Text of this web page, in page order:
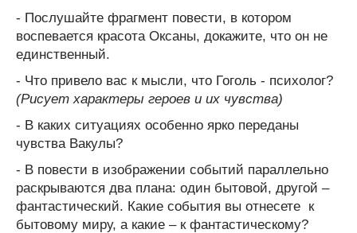
- Послушайте фрагмент повести, в котором
воспевается красота Оксаны, докажите, что он не
единственный.
- Что привело вас к мысли, что Гоголь - психолог?
(Рисует характеры героев и их чувства)
- В каких ситуациях особенно ярко переданы
чувства Вакулы?
- В повести в изображении событий параллельно
раскрываются два плана: один бытовой, другой –
фантастический. Какие события вы отнесете к
бытовому миру, а какие – к фантастическому?